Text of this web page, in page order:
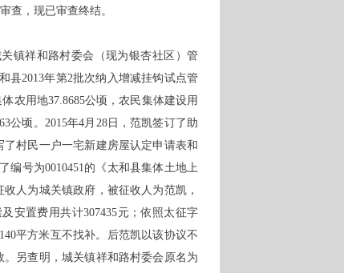
查，现已审查终结。
镇祥和路村委会（现为银杏社区）管
县2013年第2批次纳入增减挂钩试点管
农用地37.8685公顷，农民集体建设用
公顷。2015年4月28日，范凯签订了助
村民一户一宅新建房屋认定申请表和
编号为0010451的《太和县集体土地上
人为城关镇政府，被征收人为范凯，
安置费用共计307435元；依照太征字
平方米互不找补。后范凯以该协议不
另查明，城关镇祥和路村委会原名为